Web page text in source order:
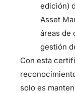
edición)
Asset
áreas de
gestión
Con esta
solo es